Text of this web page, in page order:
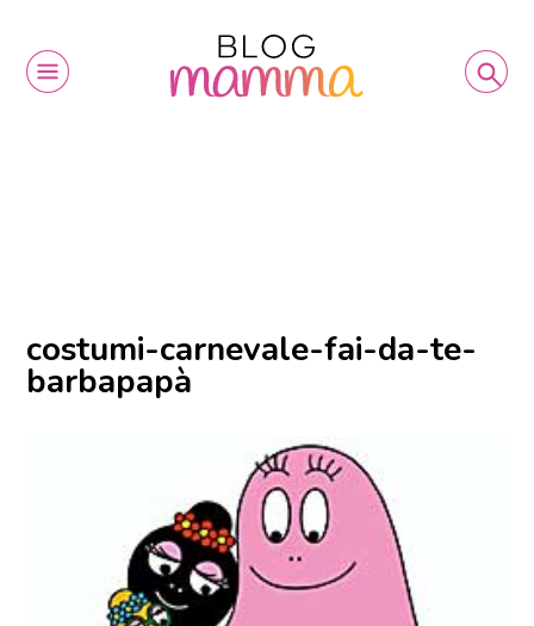
costumi-carnevale-fai-da-te-
barbapapà